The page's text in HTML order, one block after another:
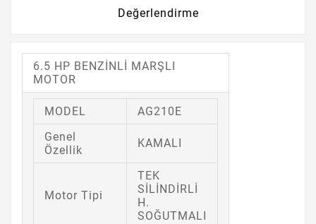
Değerlendirme
6.5 HP BENZİNLİ MARŞLI
MOTOR
MODEL
AG210E
Genel
Özellik
KAMALI
Motor Tipi
TEK
SİLİNDİRLİ
H.
SOĞUTMALI